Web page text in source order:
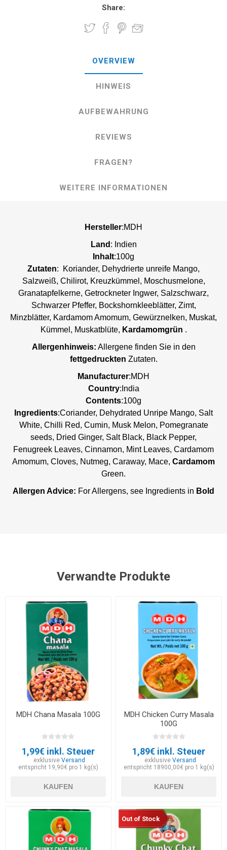
Share:
OVERVIEW
HINWEIS
AUFBEWAHRUNG
REVIEWS
FRAGEN?
WEITERE INFORMATIONEN
Hersteller:MDH
Land : Indien
Inhalt:100g
Zutaten:
Koriander, Dehydrierte unreife Mango,
Salzweiß, Chilirot, Kreuzkümmel, Moschusmelone,
Granatapfelkerne, Getrockneter Ingwer, Salzschwarz,
Schwarzer Pfeffer, Bockshornkleeblätter, Zimt,
Minzblätter, Kardamom Amomum, Gewürznelken, Muskat,
Kümmel, Muskatblüte, Kardamomgrün .
Allergenhinweis: Allergene finden Sie in den
fettgedruckten Zutaten.
Manufacturer:MDH
Country:India
Contents:100g
Ingredients:Coriander, Dehydrated Unripe Mango, Salt
White, Chilli Red, Cumin, Musk Melon, Pomegranate
seeds, Dried Ginger, Salt Black, Black Pepper,
Fenugreek Leaves, Cinnamon, Mint Leaves, Cardamom
Amomum, Cloves, Nutmeg, Caraway, Mace, Cardamom
Green.
Allergen Advice: For Allergens, see Ingredients in Bold
Verwandte Produkte
MDH Chana Masala 100G
1,99€ inkl. Steuer
exklusiveVersand
entspricht 19,90€ pro 1 kg(s)
KAUFEN
MDH Chicken Curry Masala
100G
1,89€ inkl. Steuer
exklusive Versand
entspricht 18900,00€ pro 1 kg(s)
KAUFEN
Out of Stock